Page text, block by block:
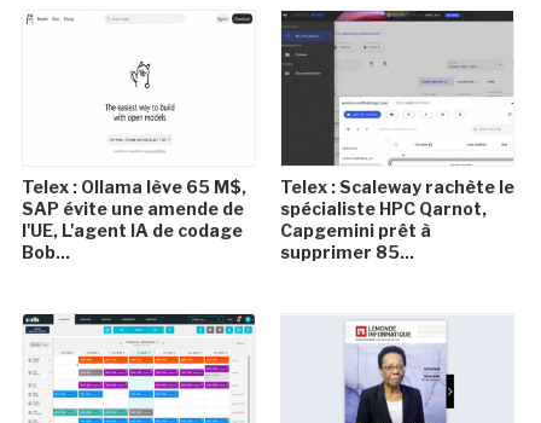
Telex : Ollama lève 65 M$,
SAP évite une amende de
l'UE, L'agent IA de codage
Bob...
Telex : Scaleway rachète le
spécialiste HPC Qarnot,
Capgemini prêt à
supprimer 85...